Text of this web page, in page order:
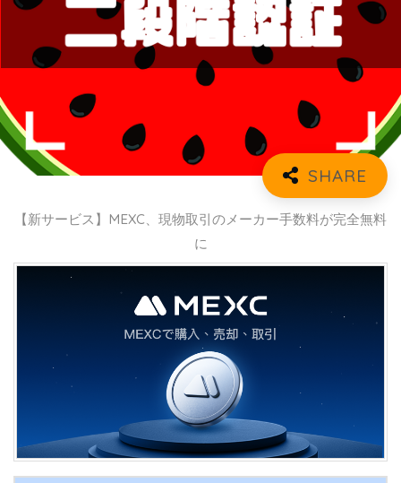
【新サービス】MEXC、現物取引のメーカー手数料が完全無料
に